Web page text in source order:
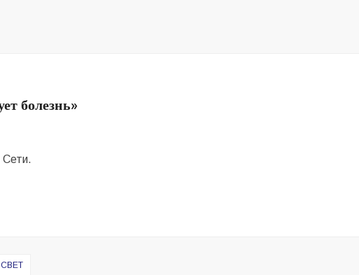
болезнь»
Сети.